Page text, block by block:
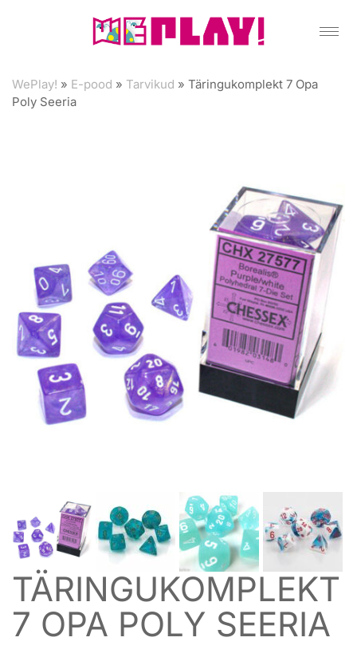
WePlay! » E-pood » Tarvikud » Täringukomplekt 7 Opa
Poly Seeria
TÄRINGUKOMPLEKT
7 OPA POLY SEERIA